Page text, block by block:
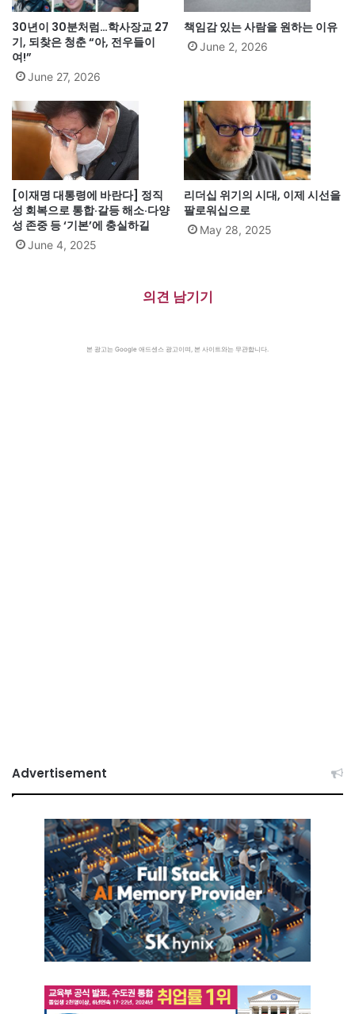
30년이 30분처럼…학사장교 27
기, 되찾은 청춘 “아, 전우들이
여!”
June 27, 2026
책임감 있는 사람을 원하는 이유
June 2, 2026
[이재명 대통령에 바란다] 정직
성 회복으로 통합·갈등 해소·다양
성 존중 등 ‘기본’에 충실하길
June 4, 2025
리더십 위기의 시대, 이제 시선을
팔로워십으로
May 28, 2025
의견 남기기
본 광고는 Google 애드센스 광고이며, 본 사이트와는 무관합니다.
Advertisement